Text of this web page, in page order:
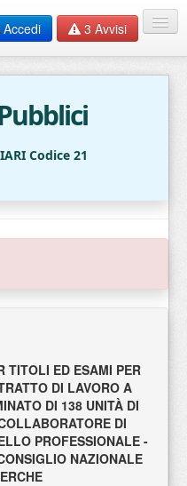
3 Avvisi
Accedi
EN
Codice 21
TITOLI ED ESAMI PER
DI LAVORO A
DI 138 UNITÀ DI
DI
PROFESSIONALE -
NAZIONALE